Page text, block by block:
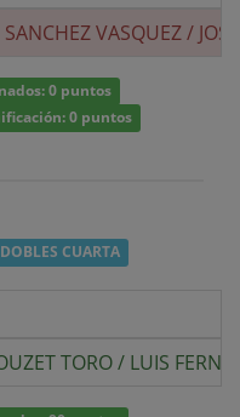
SANCHEZ VASQUEZ/
0 puntos
0 puntos
CUARTA
TORO/ LUIS